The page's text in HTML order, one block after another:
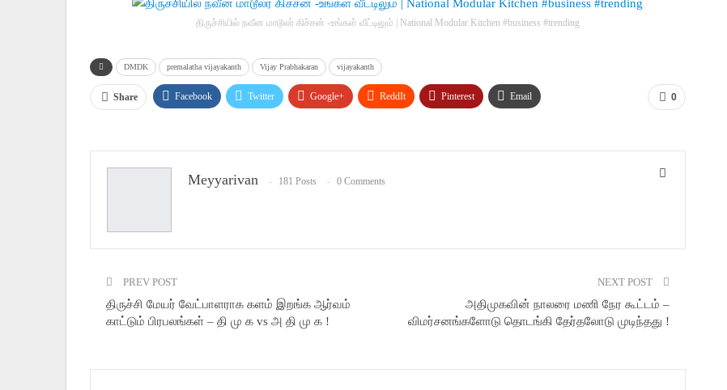
திருச்சியில் நவீன மாடூலர் கிச்சன் -உங்கள் வீட்டிலும் | National Modular Kitchen #business #trending
DMDK premalatha vijayakanth Vijay Prabhakaran vijayakanth
0
Share Facebook Twitter Google+ ReddIt Pinterest Email
Meyyarivan 181 Posts 0 Comments
PREV POST
திருச்சி மேயர் வேட்பாளராக களம் இறங்க ஆர்வம்
காட்டும் பிரபலங்கள் – தி மு க vs அ தி மு க !
NEXT POST
அதிமுகவின் நாலரை மணி நேர கூட்டம் –
விமர்சனங்களோடு தொடங்கி தேர்தலோடு முடிந்தது !